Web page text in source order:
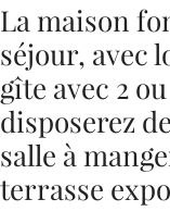
La maison
séjour, avec
gîte avec 2
disposerez
salle à
terrasse